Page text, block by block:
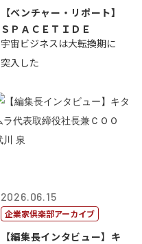
【ベンチャー・リポート】
ＳＰＡＣＥＴＩＤＥ
宇宙ビジネスは大転換期に
突入した
2026.06.15
企業家倶楽部アーカイブ
【編集長インタビュー】キ